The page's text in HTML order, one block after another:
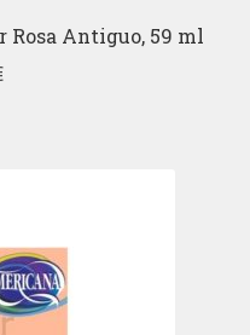
Antiguo, 59 ml